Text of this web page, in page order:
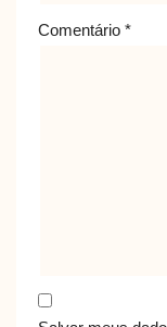
Comentário *